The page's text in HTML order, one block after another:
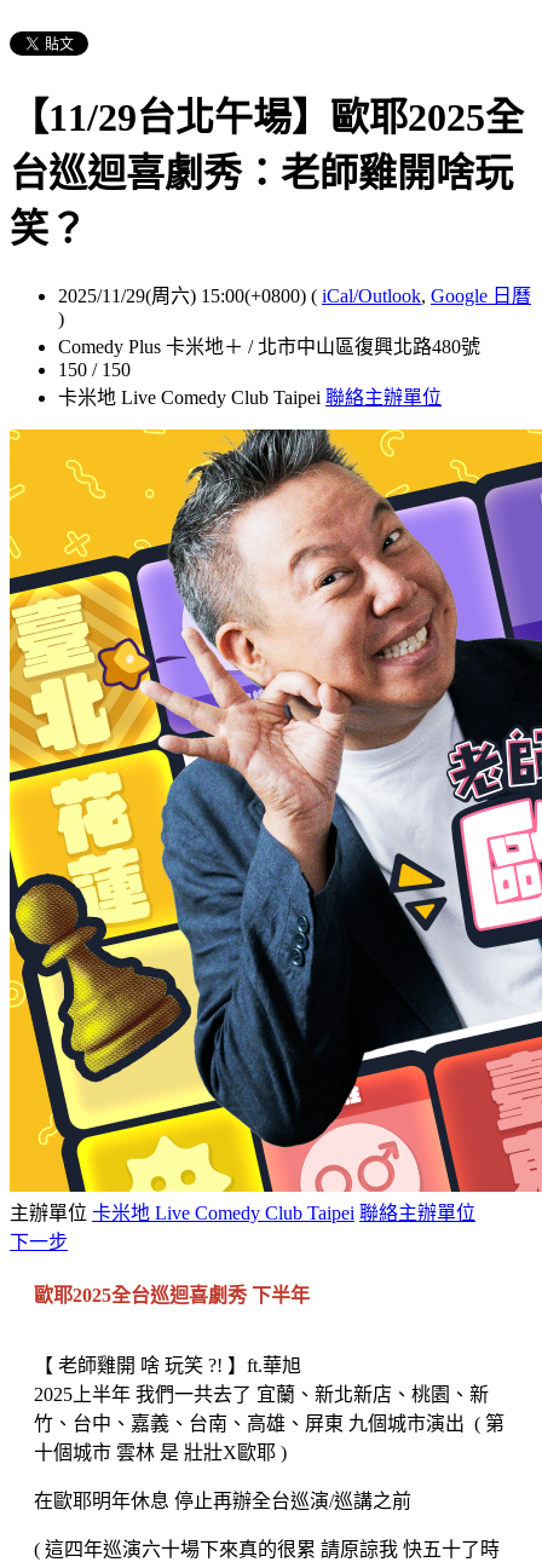
【11/29台北午場】歐耶2025全
台巡迴喜劇秀：老師雞開啥玩
笑？
2025/11/29(周六) 15:00(+0800) ( iCal/Outlook, Google 日曆
)
Comedy Plus 卡米地＋ / 北市中山區復興北路480號
150 / 150
卡米地 Live Comedy Club Taipei 聯絡主辦單位
主辦單位 卡米地 Live Comedy Club Taipei 聯絡主辦單位
下一步
歐耶2025全台巡迴喜劇秀 下半年
【 老師雞開 啥 玩笑 ?! 】ft.華旭
2025上半年 我們一共去了 宜蘭、新北新店、桃園、新
竹、台中、嘉義、台南、高雄、屏東 九個城市演出 ( 第
十個城市 雲林 是 壯壯X歐耶 )
在歐耶明年休息 停止再辦全台巡演/巡講之前
( 這四年巡演六十場下來真的很累 請原諒我 快五十了時